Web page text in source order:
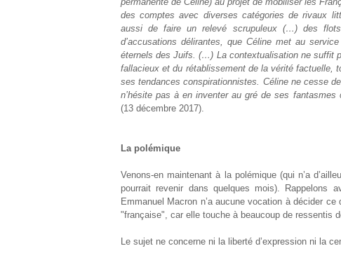
des comptes avec diverses catégories de rivaux
aussi de faire un relevé scrupuleux (…) des
d’accusations délirantes, que Céline met au
éternels des Juifs. (…) La contextualisation ne suffit
fallacieux et du rétablissement de la vérité factuelle,
ses tendances conspirationnistes. Céline ne cesse
n’hésite pas à en inventer au gré de ses
(13 décembre 2017).
La polémique
Venons-en maintenant à la polémique (qui n’a
pourrait revenir dans quelques mois). Rappelons
Emmanuel Macron n’a aucune vocation à décider
"française", car elle touche à beaucoup de ressentis
Le sujet ne concerne ni la liberté d’expression ni la